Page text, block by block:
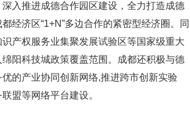
入推进成德合作园区建设，全力打造成德
经济区“1+N”多边合作的紧密型经济圈。同
产权服务业集聚发展试验区等国家级重大
阳科技城政策覆盖范围。成都还积极与德
的产业协同创新网络,推进跨市创新实验
盟等网络平台建设。